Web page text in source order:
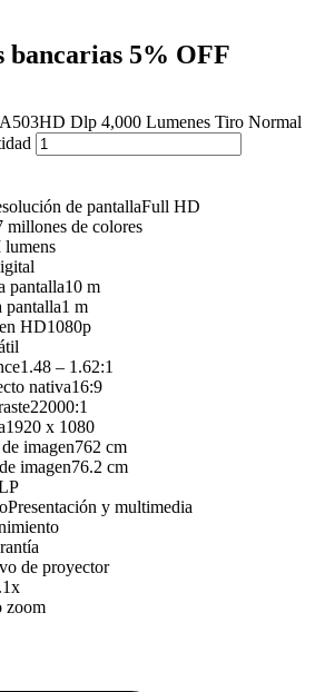
bancarias 5% OFF
Dlp 4,000 Lumenes Tiro Normal
de pantallaFull HD
de colores
pantalla10 m
pantalla1 m
HD1080p
– 1.62:1
nativa16:9
x 1080
imagen762 cm
imagen76.2 cm
y multimedia
de proyector
zoom